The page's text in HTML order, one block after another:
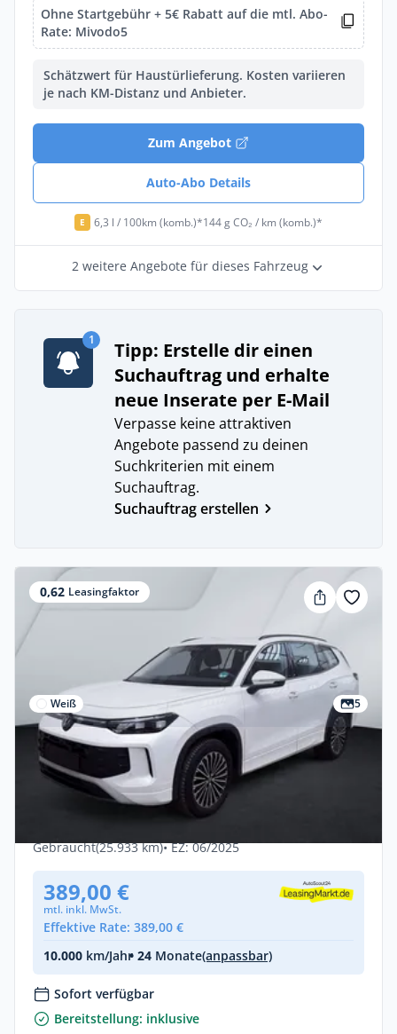
Ohne Startgebühr + 5€ Rabatt auf die mtl. Abo-
Rate: Mivodo5
Schätzwert für Haustürlieferung. Kosten variieren
je nach KM-Distanz und Anbieter.
Zum Angebot
Auto-Abo Details
E 6,3 l / 100km (komb.)*144 g CO₂ / km (komb.)*
2 weitere Angebote für dieses Fahrzeug
1
Tipp: Erstelle dir einen
Suchauftrag und erhalte
neue Inserate per E-Mail
Verpasse keine attraktiven
Angebote passend zu deinen
Suchkriterien mit einem
Suchauftrag.
Suchauftrag erstellen
0,62 Leasingfaktor
Weiß 5
Gewerbe & Privat
Volkswagen Tayron 💥Life 4Motion💥 2.0
TDI 142kW DSG - HD-Matrix Area View
CarPlay GJR
Gebraucht(25.933 km)• EZ: 06/2025
389,00 €
mtl. inkl. MwSt.
Effektive Rate: 389,00 €
10.000 km/Jahr• 24 Monate(anpassbar)
Sofort verfügbar
Bereitstellung: inklusive